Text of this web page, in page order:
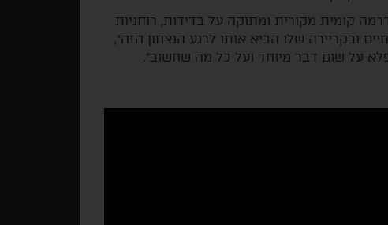
קומית מקורית ומתוקה על בדידות, רוחניות
ובקריירה שלו הביא אותו לרגע הנצחון הזה",
על שום דבר מיוחד ועל כל מה שחשוב".